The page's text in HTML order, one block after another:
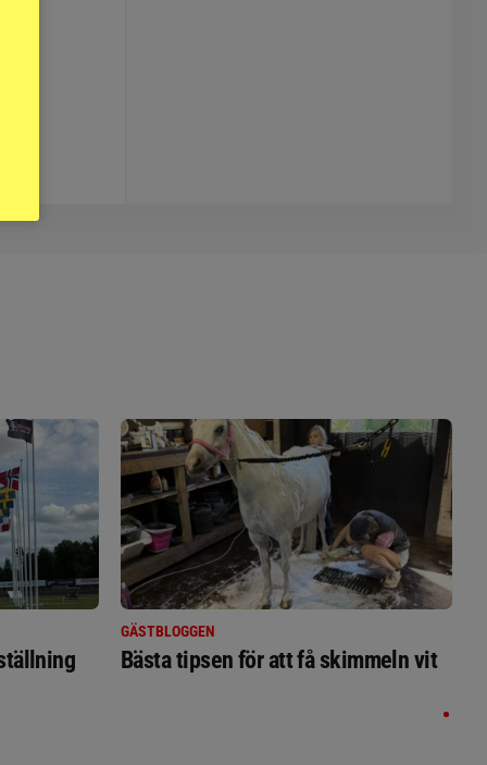
GÄSTBLOGGEN
Bästa tipsen för att få skimmeln vit